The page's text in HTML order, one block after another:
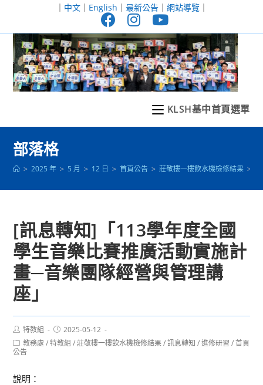
至
｜ 中文｜ English ｜ 最新公告｜ 網站導覽｜
KLSH基中首頁選單
部落格
> 2025 年 > 5 月 > 12 日 > 首頁公告 > 莊敬樓一樓飲水機檢修結果 >
[訊息轉知]「113學年度全國
學生音樂比賽推廣活動實施計
畫─音樂團隊經營與管理講
座」
Post
author:
特教組
Post
published:
2025-05-12
Post
category:
教務處 / 特教組 / 莊敬樓一樓飲水機檢修結果 / 訊息轉知 / 進修研習 / 首頁
公告
說明：